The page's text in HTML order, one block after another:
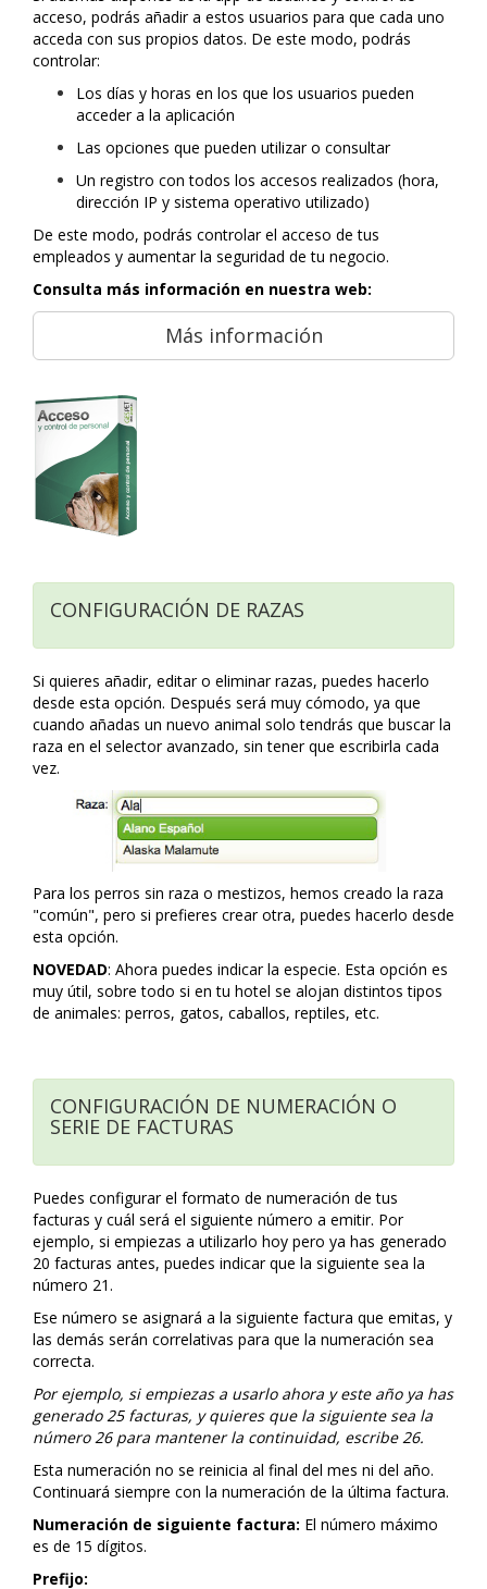
acceso, podrás añadir a estos usuarios para que cada uno
acceda con sus propios datos. De este modo, podrás
controlar:
Los días y horas en los que los usuarios pueden
acceder a la aplicación
Las opciones que pueden utilizar o consultar
Un registro con todos los accesos realizados (hora,
dirección IP y sistema operativo utilizado)
De este modo, podrás controlar el acceso de tus
empleados y aumentar la seguridad de tu negocio.
Consulta más información en nuestra web:
Más información
CONFIGURACIÓN DE RAZAS
Si quieres añadir, editar o eliminar razas, puedes hacerlo
desde esta opción. Después será muy cómodo, ya que
cuando añadas un nuevo animal solo tendrás que buscar la
raza en el selector avanzado, sin tener que escribirla cada
vez.
Para los perros sin raza o mestizos, hemos creado la raza
"común", pero si prefieres crear otra, puedes hacerlo desde
esta opción.
NOVEDAD: Ahora puedes indicar la especie. Esta opción es
muy útil, sobre todo si en tu hotel se alojan distintos tipos
de animales: perros, gatos, caballos, reptiles, etc.
CONFIGURACIÓN DE NUMERACIÓN O
SERIE DE FACTURAS
Puedes configurar el formato de numeración de tus
facturas y cuál será el siguiente número a emitir. Por
ejemplo, si empiezas a utilizarlo hoy pero ya has generado
20 facturas antes, puedes indicar que la siguiente sea la
número 21.
Ese número se asignará a la siguiente factura que emitas, y
las demás serán correlativas para que la numeración sea
correcta.
Por ejemplo, si empiezas a usarlo ahora y este año ya has
generado 25 facturas, y quieres que la siguiente sea la
número 26 para mantener la continuidad, escribe 26.
Esta numeración no se reinicia al final del mes ni del año.
Continuará siempre con la numeración de la última factura.
Numeración de siguiente factura: El número máximo
es de 15 dígitos.
Prefijo: